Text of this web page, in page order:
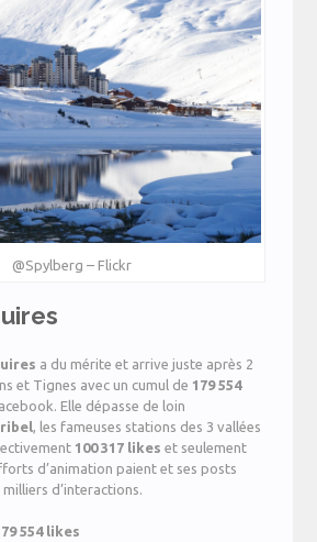
@Spylberg – Flickr
a du mérite et arrive juste après 2
et Tignes avec un cumul de 179 554
Elle dépasse de loin
, les fameuses stations des 3 vallées
100 317 likes et seulement
d’animation paient et ses posts
d’interactions.
554 likes